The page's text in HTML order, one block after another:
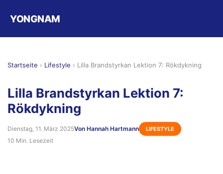
YONGNAM
Startseite › Lifestyle › Lilla Brandstyrkan Lektion 7: Rökdykning
Lilla Brandstyrkan Lektion 7:
Rökdykning
Dienstag, 11. März 2025Von Hannah Hartmann LIFESTYLE
10 Min. Lesezeit